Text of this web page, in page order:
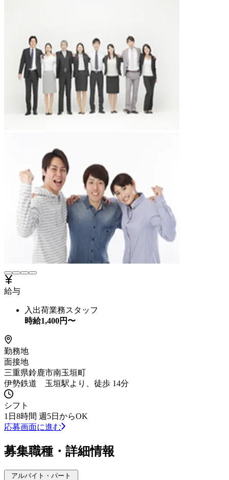
給与
入出荷業務スタッフ
時給1,400円〜
勤務地
面接地
三重県鈴鹿市南玉垣町
伊勢鉄道 玉垣駅より、徒歩 14分
シフト
1日8時間 週5日からOK
応募画面に進む
募集職種・詳細情報
アルバイト・パート